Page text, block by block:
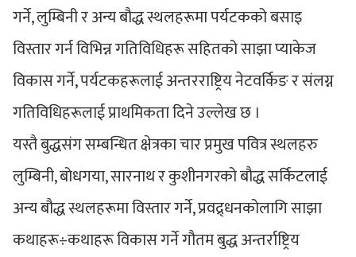
गर्ने, लुम्बिनी र अन्य बौद्ध स्थलहरूमा पर्यटकको बसाइ
विस्तार गर्न विभिन्न गतिविधिहरू सहितको साझा प्याकेज
विकास गर्ने, पर्यटकहरूलाई अन्तरराष्ट्रिय नेटवर्किङ र संलग्न
गतिविधिहरूलाई प्राथमिकता दिने उल्लेख छ ।
यस्तै बुद्धसंग सम्बन्धित क्षेत्रका चार प्रमुख पवित्र स्थलहरु
लुम्बिनी, बोधगया, सारनाथ र कुशीनगरको बौद्ध सर्किटलाई
अन्य बौद्ध स्थलहरूमा विस्तार गर्ने, प्रवद्र्धनकोलागि साझा
कथाहरू÷कथाहरू विकास गर्ने गौतम बुद्ध अन्तर्राष्ट्रिय